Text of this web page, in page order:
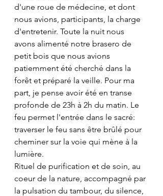
d'une roue de médecine, et dont
nous avions, participants, la charge
d'entretenir. Toute la nuit nous
avons alimenté notre brasero de
petit bois que nous avions
patiemment été cherché dans la
forêt et préparé la veille. Pour ma
part, je pense avoir été en transe
profonde de 23h à 2h du matin. Le
feu permet l'entrée dans le sacré:
traverser le feu sans être brûlé pour
cheminer sur la voie qui mène à la
lumière.
Rituel de purification et de soin, au
coeur de la nature, accompagné par
la pulsation du tambour, du silence,